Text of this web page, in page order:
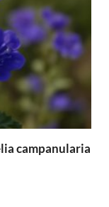
campanularia